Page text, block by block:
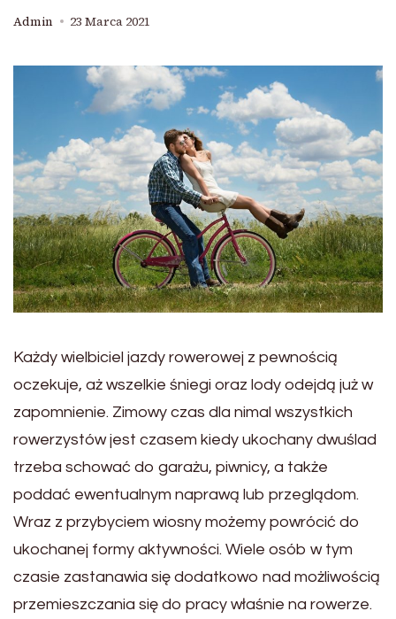
Admin 23 Marca 2021
Każdy wielbiciel jazdy rowerowej z pewnością
oczekuje, aż wszelkie śniegi oraz lody odejdą już w
zapomnienie. Zimowy czas dla nimal wszystkich
rowerzystów jest czasem kiedy ukochany dwuślad
trzeba schować do garażu, piwnicy, a także
poddać ewentualnym naprawą lub przeglądom.
Wraz z przybyciem wiosny możemy powrócić do
ukochanej formy aktywności. Wiele osób w tym
czasie zastanawia się dodatkowo nad możliwością
przemieszczania się do pracy właśnie na rowerze.